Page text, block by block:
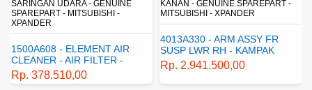
KANAN - GENUINE SPAREPART -
MITSUBISHI - XPANDER
SUSP LWR RH - KAMPAK
DEPAN BAWAH KANAN -
GENUINE SPAREPART -
MITSUBISHI - XPANDER
Rp. 2.941.500,00
SHOCKBREAKER BELAKANG -
GENUINE SPAREPART -
MITSUBISHI - XPANDER
4162A413 - SHOCK
ABSORBER RR SUSP -
SUSPENSI BELAKANG -
SHOCKBREAKER BELAKANG
Rp. 1.198.800,00